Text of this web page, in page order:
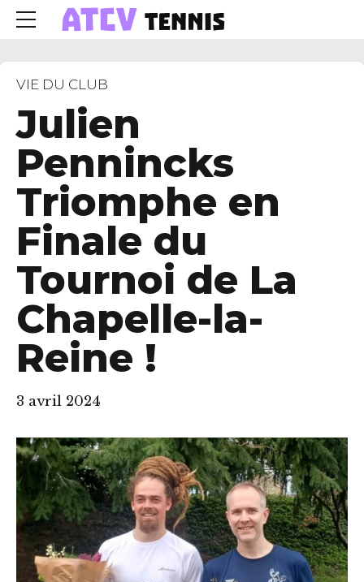
VIE DU CLUB
Julien
Pennincks
Triomphe en
Finale du
Tournoi de La
Chapelle-la-
Reine !
3 avril 2024